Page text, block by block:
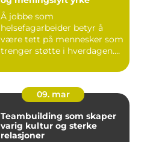
Å jobbe som
helsefagarbeider betyr å
være tett på mennesker som
trenger støtte i hverdagen.
09. mar
Teambuilding som skaper
varig kultur og sterke
relasjoner